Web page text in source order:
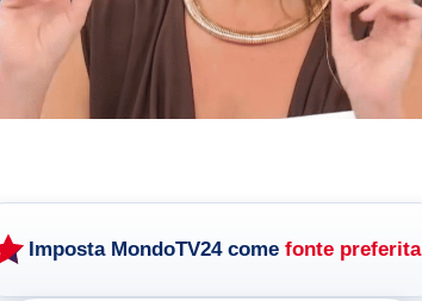
Imposta MondoTV24 come fonte preferita